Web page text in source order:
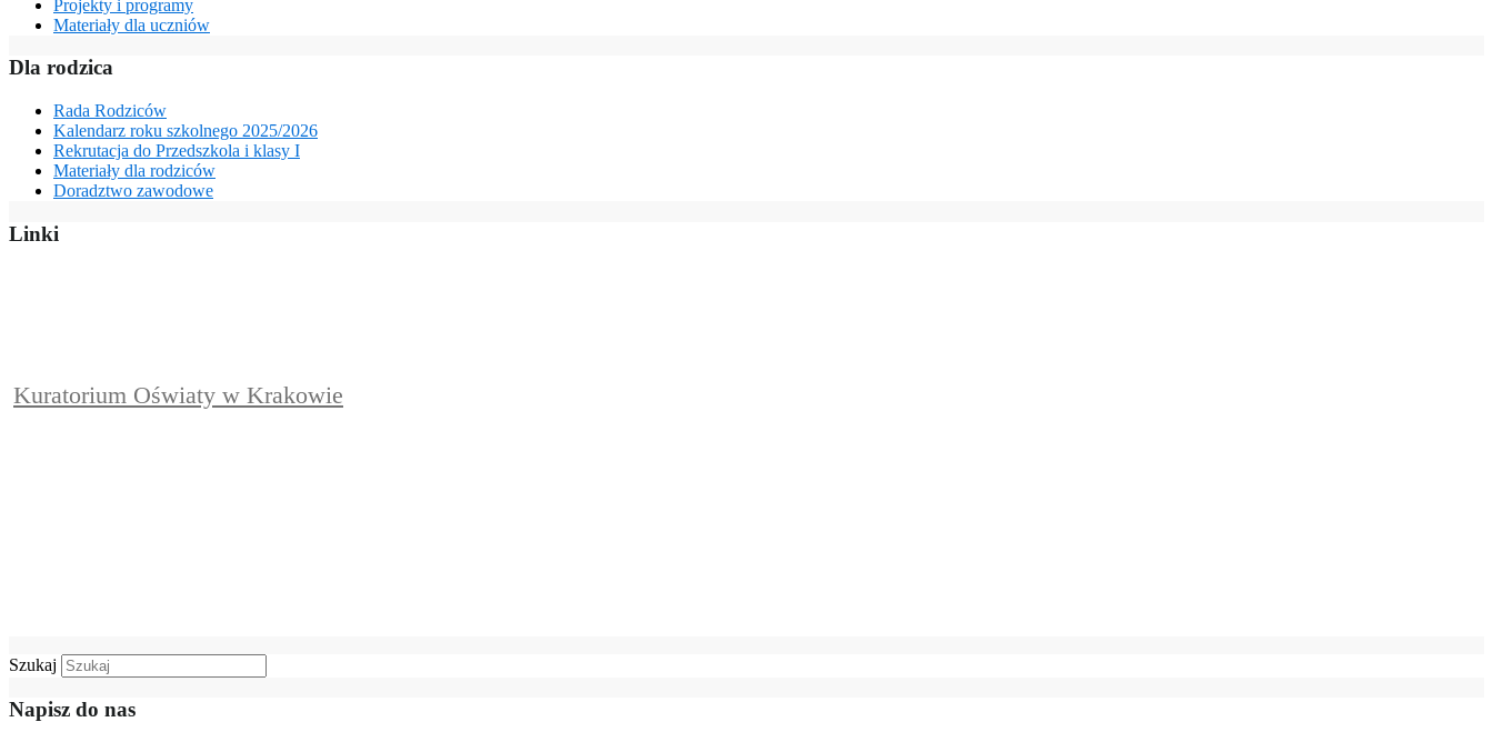
Projekty i programy
Materiały dla uczniów
Dla rodzica
Rada Rodziców
Kalendarz roku szkolnego 2025/2026
Rekrutacja do Przedszkola i klasy I
Materiały dla rodziców
Doradztwo zawodowe
Linki
Kuratorium Oświaty w Krakowie
Szukaj
Napisz do nas